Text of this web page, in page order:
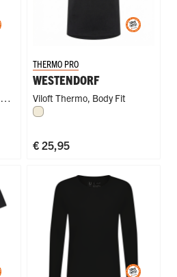
THERMO PRO
WESTENDORF
Viloft Thermo, Body Fit
Wolwit
€ 25,95